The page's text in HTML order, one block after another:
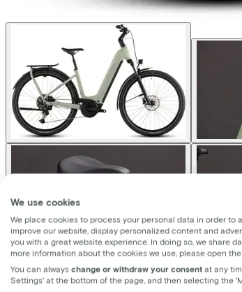
Cube KATHMANDU
We use cookies
We place cookies to process your personal data in order to
improve our website, display personalized content and
you with a great website experience. In doing so, we share
more information about the cookies we use, please open the
You can always change or withdraw your consent at any
Settings' at the bottom of the page, and then selecting the